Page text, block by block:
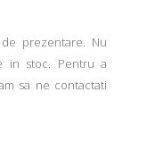
prezentare. Nu
in stoc. Pentru a
sa ne contactati